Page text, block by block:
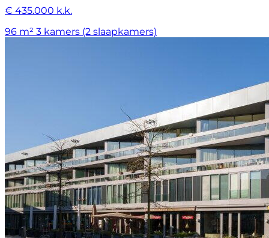
€ 435.000 k.k.
96 m² 3 kamers (2 slaapkamers)